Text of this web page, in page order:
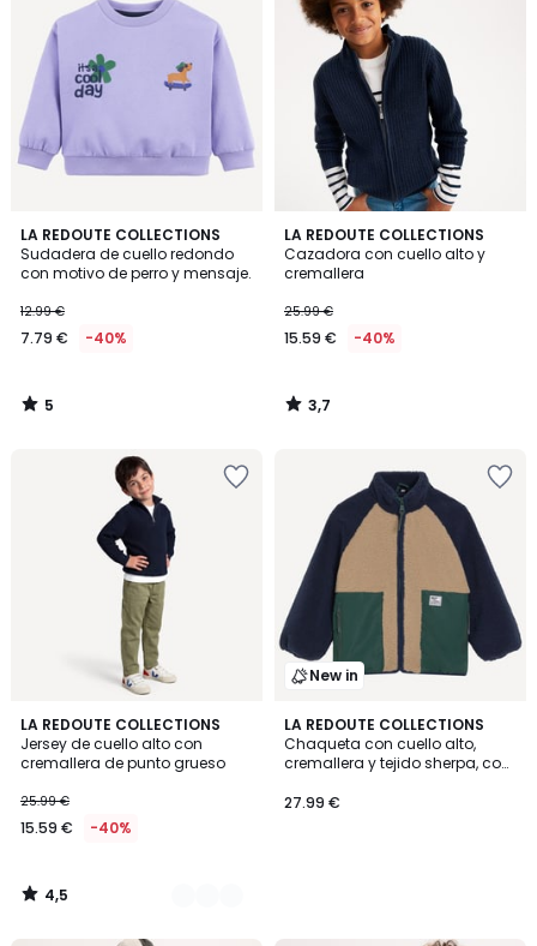
LA REDOUTE COLLECTIONS
Sudadera de cuello redondo
con motivo de perro y mensaje.
12.99 €
7.79 € -40%
5
/
5
5
/
LA REDOUTE COLLECTIONS
Cazadora con cuello alto y
cremallera
25.99 €
15.59 € -40%
3,7
/ 5
3,7
/
LA REDOUTE COLLECTIONS
Jersey de cuello alto con
cremallera de punto grueso
25.99 €
15.59 € -40%
4,5
/ 5
2
Colores
4,5
/
New in
LA REDOUTE COLLECTIONS
Chaqueta con cuello alto,
cremallera y tejido sherpa, con
27.99 €